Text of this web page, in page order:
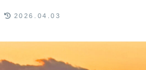
2026.04.03